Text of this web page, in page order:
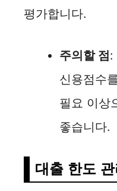
평가합니다.
주의할 점:
신용점수
필요 이상
좋습니다.
대출 한도 관